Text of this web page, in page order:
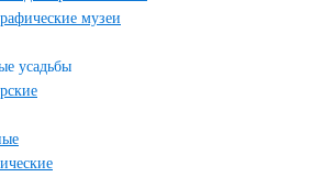
музеи
усадьбы